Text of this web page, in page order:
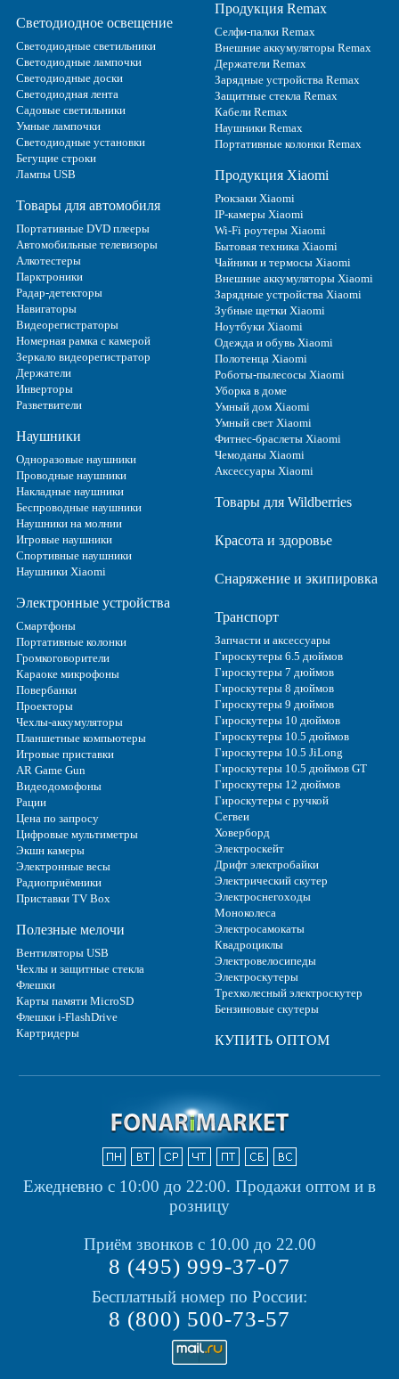
Светодиодное освещение
Светодиодные светильники
Светодиодные лампочки
Светодиодные доски
Светодиодная лента
Садовые светильники
Умные лампочки
Светодиодные установки
Бегущие строки
Лампы USB
Товары для автомобиля
Портативные DVD плееры
Автомобильные телевизоры
Алкотестеры
Парктроники
Радар-детекторы
Навигаторы
Видеорегистраторы
Номерная рамка с камерой
Зеркало видеорегистратор
Держатели
Инверторы
Разветвители
Наушники
Одноразовые наушники
Проводные наушники
Накладные наушники
Беспроводные наушники
Наушники на молнии
Игровые наушники
Спортивные наушники
Наушники Xiaomi
Электронные устройства
Смартфоны
Портативные колонки
Громкоговорители
Караоке микрофоны
Повербанки
Проекторы
Чехлы-аккумуляторы
Планшетные компьютеры
Игровые приставки
AR Game Gun
Видеодомофоны
Рации
Цена по запросу
Цифровые мультиметры
Экшн камеры
Электронные весы
Радиоприёмники
Приставки TV Box
Полезные мелочи
Вентиляторы USB
Чехлы и защитные стекла
Флешки
Карты памяти MicroSD
Флешки i-FlashDrive
Картридеры
Продукция Remax
Селфи-палки Remax
Внешние аккумуляторы Remax
Держатели Remax
Зарядные устройства Remax
Защитные стекла Remax
Кабели Remax
Наушники Remax
Портативные колонки Remax
Продукция Xiaomi
Рюкзаки Xiaomi
IP-камеры Xiaomi
Wi-Fi роутеры Xiaomi
Бытовая техника Xiaomi
Чайники и термосы Xiaomi
Внешние аккумуляторы Xiaomi
Зарядные устройства Xiaomi
Зубные щетки Xiaomi
Ноутбуки Xiaomi
Одежда и обувь Xiaomi
Полотенца Xiaomi
Роботы-пылесосы Xiaomi
Уборка в доме
Умный дом Xiaomi
Умный свет Xiaomi
Фитнес-браслеты Xiaomi
Чемоданы Xiaomi
Аксессуары Xiaomi
Товары для Wildberries
Красота и здоровье
Снаряжение и экипировка
Транспорт
Запчасти и аксессуары
Гироскутеры 6.5 дюймов
Гироскутеры 7 дюймов
Гироскутеры 8 дюймов
Гироскутеры 9 дюймов
Гироскутеры 10 дюймов
Гироскутеры 10.5 дюймов
Гироскутеры 10.5 JiLong
Гироскутеры 10.5 дюймов GT
Гироскутеры 12 дюймов
Гироскутеры с ручкой
Сегвеи
Ховерборд
Электроскейт
Дрифт электробайки
Электрический скутер
Электроснегоходы
Моноколеса
Электросамокаты
Квадроциклы
Электровелосипеды
Электроскутеры
Трехколесный электроскутер
Бензиновые скутеры
КУПИТЬ ОПТОМ
Ежедневно с 10:00 до 22:00. Продажи оптом и в
розницу
Приём звонков с 10.00 до 22.00
8 (495) 999-37-07
Бесплатный номер по России:
8 (800) 500-73-57